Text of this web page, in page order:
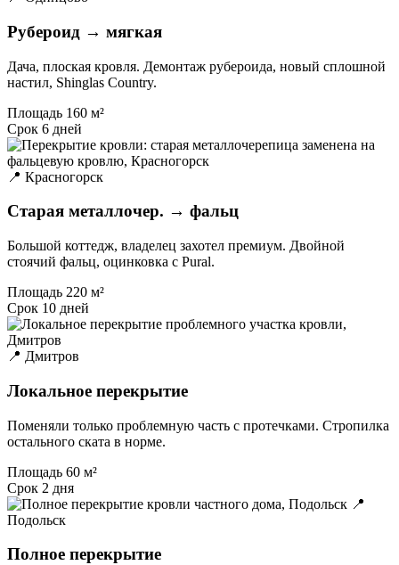
Рубероид → мягкая
Дача, плоская кровля. Демонтаж рубероида, новый сплошной
настил, Shinglas Country.
Площадь 160 м²
Срок 6 дней
📍 Красногорск
Старая металлочер. → фальц
Большой коттедж, владелец захотел премиум. Двойной
стоячий фальц, оцинковка с Pural.
Площадь 220 м²
Срок 10 дней
📍 Дмитров
Локальное перекрытие
Поменяли только проблемную часть с протечками. Стропилка
остального ската в норме.
Площадь 60 м²
Срок 2 дня
📍
Подольск
Полное перекрытие